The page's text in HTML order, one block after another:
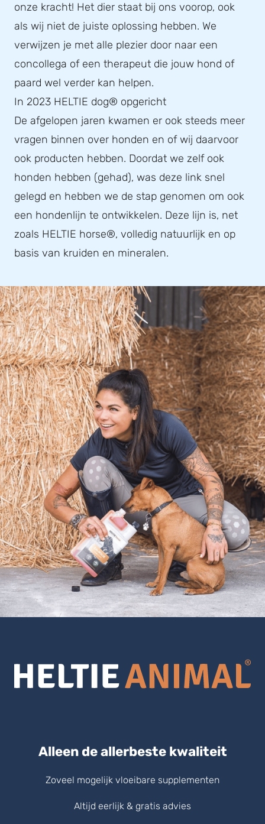
onze kracht! Het dier staat bij ons voorop, ook
als wij niet de juiste oplossing hebben. We
verwijzen je met alle plezier door naar een
concollega of een therapeut die jouw hond of
paard wel verder kan helpen.
In 2023 HELTIE dog® opgericht
De afgelopen jaren kwamen er ook steeds meer
vragen binnen over honden en of wij daarvoor
ook producten hebben. Doordat we zelf ook
honden hebben (gehad), was deze link snel
gelegd en hebben we de stap genomen om ook
een hondenlijn te ontwikkelen. Deze lijn is, net
zoals HELTIE horse®, volledig natuurlijk en op
basis van kruiden en mineralen.
Alleen de allerbeste kwaliteit
Zoveel mogelijk vloeibare supplementen
Altijd eerlijk & gratis advies